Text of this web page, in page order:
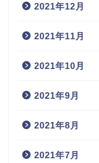
2021年12月
2021年11月
2021年10月
2021年9月
2021年8月
2021年7月